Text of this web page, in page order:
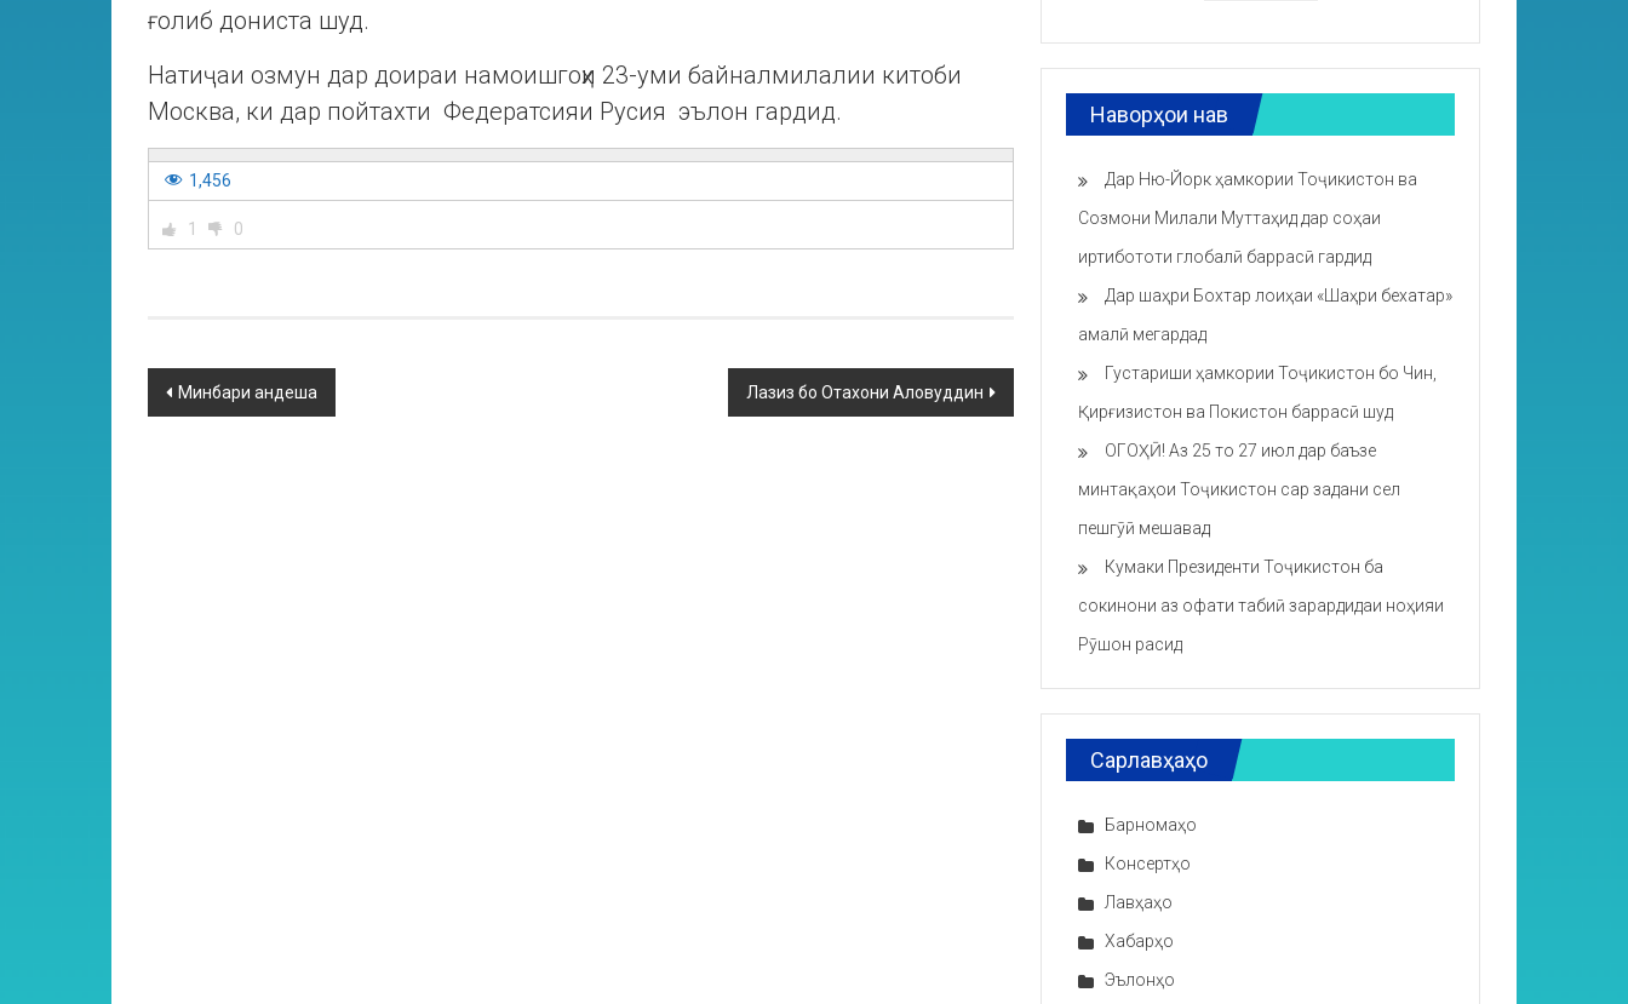
ғолиб дониста шуд.
Натиҷаи озмун дар доираи намоишгоҳи 23-уми байналмилалии китоби
Москва, ки дар пойтахти Федератсияи Русия эълон гардид.
1,456
1 0
Минбари андеша Лазиз бо Отахони Аловуддин
Наворҳои нав
Дар Ню-Йорк ҳамкории Тоҷикистон ва
Созмони Милали Муттаҳид дар соҳаи
иртибототи глобалӣ баррасӣ гардид
Дар шаҳри Бохтар лоиҳаи «Шаҳри бехатар»
амалӣ мегардад
Густариши ҳамкории Тоҷикистон бо Чин,
Қирғизистон ва Покистон баррасӣ шуд
ОГОҲӢ! Аз 25 то 27 июл дар баъзе
минтақаҳои Тоҷикистон сар задани сел
пешгӯӣ мешавад
Кумаки Президенти Тоҷикистон ба
сокинони аз офати табиӣ зарардидаи ноҳияи
Рӯшон расид
Сарлавҳаҳо
Барномаҳо
Консертҳо
Лавҳаҳо
Хабарҳо
Эълонҳо